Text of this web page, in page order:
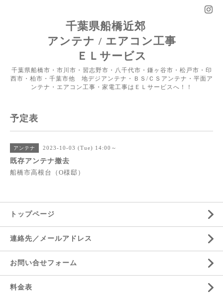
千葉県船橋近郊
アンテナ / エアコン工事
ＥＬサービス
千葉県船橋市・市川市・習志野市・八千代市・鎌ヶ谷市・松戸市・印
西市・柏市・千葉市他 地デジアンテナ・ＢＳ/ＣＳアンテナ・平面ア
ンテナ・エアコン工事・家電工事はＥＬサービスへ！！
予定表
アンテナ 2023-10-03 (Tue) 14:00～
既存アンテナ撤去
船橋市高根台（O様邸）
トップページ
連絡先／メールアドレス
お問い合せフォーム
料金表